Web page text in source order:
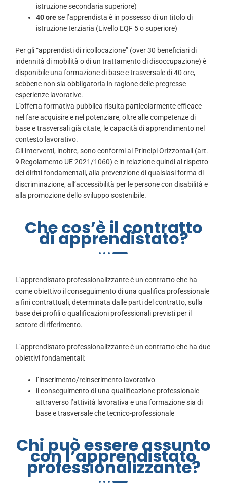
istruzione secondaria superiore)
40 orese l’apprendista è in possesso di un titolo di
istruzione terziaria (Livello EQF 5 o superiore)
Per gli “apprendisti di ricollocazione” (over 30 beneficiari di
indennità di mobilità o di un trattamento di disoccupazione) è
disponibile una formazione di base e trasversale di 40 ore,
sebbene non sia obbligatoria in ragione delle pregresse
esperienze lavorative.
L’offerta formativa pubblica risulta particolarmente efficace
nel fare acquisire e nel potenziare, oltre alle competenze di
base e trasversali già citate, le capacità di apprendimento nel
contesto lavorativo.
Gli interventi, inoltre, sono conformi ai Principi Orizzontali (art.
9 Regolamento UE 2021/1060) e in relazione quindi al rispetto
dei diritti fondamentali, alla prevenzione di qualsiasi forma di
discriminazione, all’accessibilità per le persone con disabilità e
alla promozione dello sviluppo sostenibile.
Che cos’è il contratto
di apprendistato?
L’apprendistato professionalizzante è un contratto che ha
come obiettivo il conseguimento di una qualifica professionale
a fini contrattuali, determinata dalle parti del contratto, sulla
base dei profili o qualificazioni professionali previsti per il
settore di riferimento.
L’apprendistato professionalizzante è un contratto che ha due
obiettivi fondamentali:
l’inserimento/reinserimento lavorativo
il conseguimento di una qualificazione professionale
attraverso l’attività lavorativa e una formazione sia di
base etrasversale che tecnico-professionale
Chi può essere assunto
con l’apprendistato
professionalizzante?